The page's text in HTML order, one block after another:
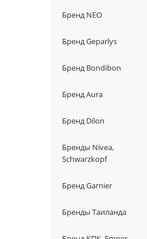
Бренд NEO
Бренд Geparlys
Бренд Bondibon
Бренд Aura
Бренд Dilon
Бренды Nivea,
Schwarzkopf
Бренд Garnier
Бренды Таиланда